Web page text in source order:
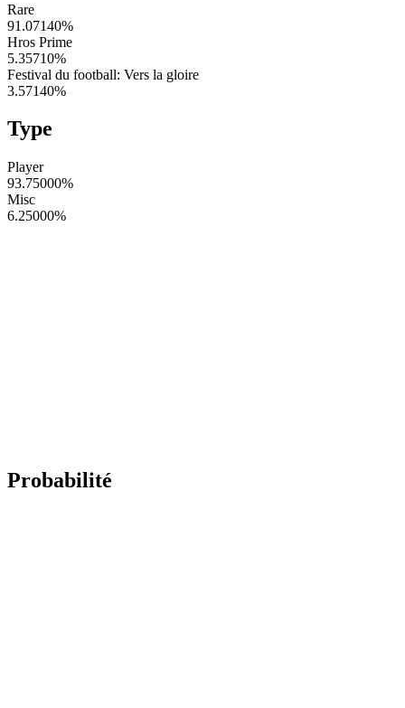
Rare
91.07140%
Hros Prime
5.35710%
Festival du football: Vers la gloire
3.57140%
Type
Player
93.75000%
Misc
6.25000%
Probabilité